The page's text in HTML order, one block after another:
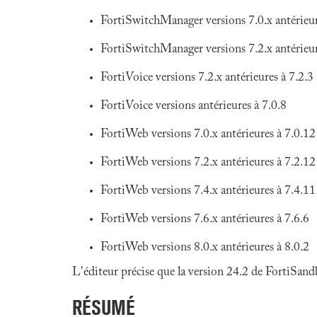
FortiSwitchManager versions 7.0.x
FortiSwitchManager versions 7.2.x
FortiVoice versions 7.2.x antérieures à 7.2.3
FortiVoice versions antérieures à 7.0.8
FortiWeb versions 7.0.x antérieures à 7.0.12
FortiWeb versions 7.2.x antérieures à 7.2.12
FortiWeb versions 7.4.x antérieures à 7.4.11
FortiWeb versions 7.6.x antérieures à 7.6.6
FortiWeb versions 8.0.x antérieures à 8.0.2
L'éditeur précise que la version 24.2 de
RÉSUMÉ